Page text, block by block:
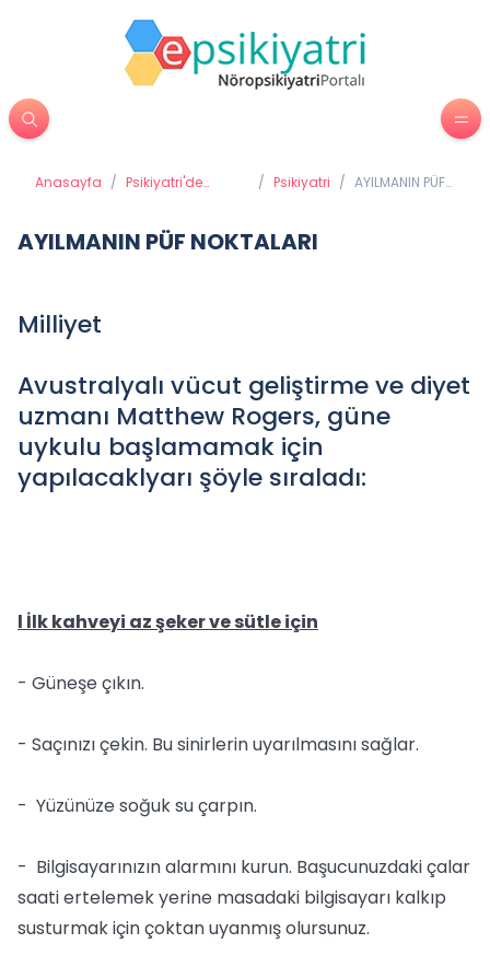
Anasayfa / Psikiyatri'de
/ Psikiyatri / AYILMANIN PÜF
AYILMANIN PÜF NOKTALARI
Milliyet
Avustralyalı vücut geliştirme ve diyet
uzmanı Matthew Rogers, güne
uykulu başlamamak için
yapılacaklyarı şöyle sıraladı:
l İlk kahveyi az şeker ve sütle için
- Güneşe çıkın.
- Saçınızı çekin. Bu sinirlerin uyarılmasını sağlar.
- Yüzünüze soğuk su çarpın.
- Bilgisayarınızın alarmını kurun. Başucunuzdaki çalar
saati ertelemek yerine masadaki bilgisayarı kalkıp
susturmak için çoktan uyanmış olursunuz.